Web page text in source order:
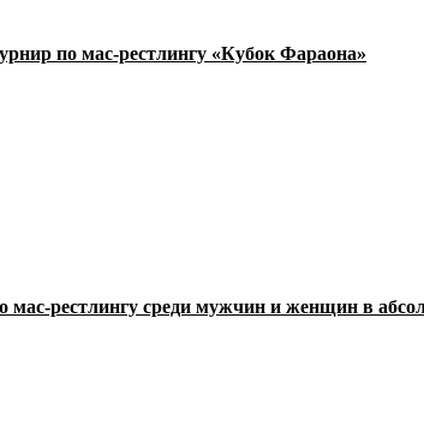
по мас-рестлингу «Кубок Фараона»
мас-рестлингу среди мужчин и женщин в